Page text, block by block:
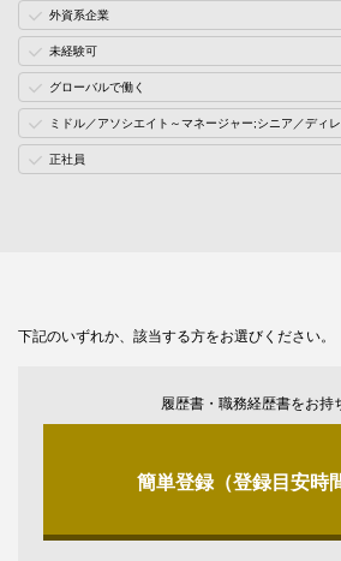
外資系企業
未経験可
グローバルで働く
ミドル／アソシエイト～マネージャー;シニア／ディ
正社員
下記のいずれか、該当する方をお選びください。
履歴書・職務経歴書をお持
簡単登録（登録目安時